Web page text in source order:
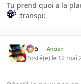
Tu prend quoi a la
:transpi:
eYo Ancien
Posté(e) le 12 mai